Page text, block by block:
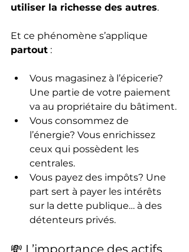
utiliser la richesse des autres.
Et ce phénomène s’applique
partout :
Vous magasinez à l’épicerie?
Une partie de votre paiement
va au propriétaire du bâtiment.
Vous consommez de
l’énergie? Vous enrichissez
ceux qui possèdent les
centrales.
Vous payez des impôts? Une
part sert à payer les intérêts
sur la dette publique… à des
détenteurs privés.